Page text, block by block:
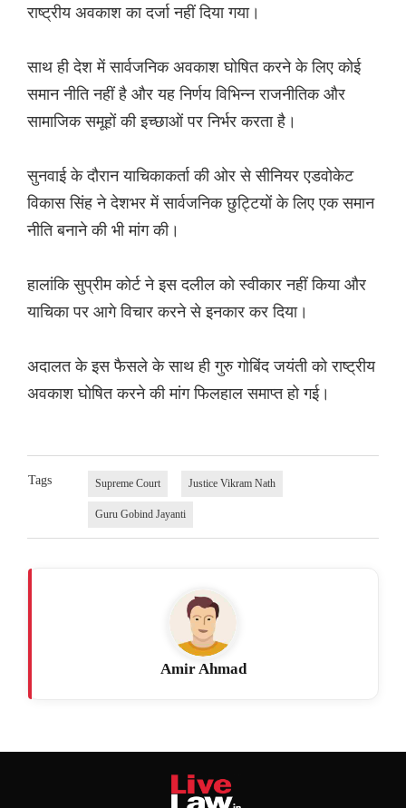
राष्ट्रीय अवकाश का दर्जा नहीं दिया गया।
साथ ही देश में सार्वजनिक अवकाश घोषित करने के लिए कोई
समान नीति नहीं है और यह निर्णय विभिन्न राजनीतिक और
सामाजिक समूहों की इच्छाओं पर निर्भर करता है।
सुनवाई के दौरान याचिकाकर्ता की ओर से सीनियर एडवोकेट
विकास सिंह ने देशभर में सार्वजनिक छुट्टियों के लिए एक समान
नीति बनाने की भी मांग की।
हालांकि सुप्रीम कोर्ट ने इस दलील को स्वीकार नहीं किया और
याचिका पर आगे विचार करने से इनकार कर दिया।
अदालत के इस फैसले के साथ ही गुरु गोबिंद जयंती को राष्ट्रीय
अवकाश घोषित करने की मांग फिलहाल समाप्त हो गई।
Tags Supreme Court Justice Vikram Nath
Guru Gobind Jayanti
Amir Ahmad